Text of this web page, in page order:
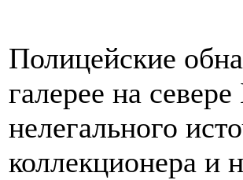
Полицейские
галерее на
нелегального
коллекционера и